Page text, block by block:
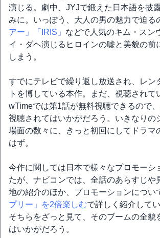
演じる。劇中、JYJで鍛えた日本語を披
みに。いっぽう、大人の男の魅力で迫る
アー」
「IRIS」 などで人気のキム・スン
イ・ダヘ演じるヒロインの嘘と美貌の前
しまう。
すでにテレビで繰り返し放送され、レン
トを博している本作。まだ、視聴されて
wTimeでは第1話が無料視聴できるので
視聴されてはいかがだろう。いきなりの
場面の数々に、きっと初回にしてドラマ
はず。
今作に関しては日本で様々なプロモーシ
たが、ナビコンでは、全話のあらすじや
地の紹介のほか、プロモーションについ
プリー」を2倍楽しむで詳しく紹介して
そちらをざっと見て、そのブームの全貌
はいかがだろう。